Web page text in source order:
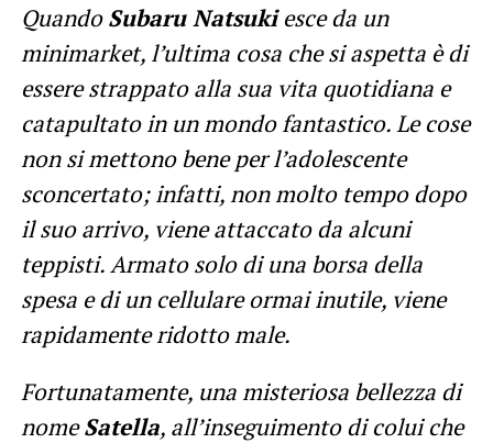
QuandoSubaru Natsukiesce da un
minimarket, l’ultima cosa che si aspetta è di
essere strappato alla sua vita quotidiana e
catapultato in un mondo fantastico. Le cose
non si mettono bene per l’adolescente
sconcertato; infatti, non molto tempo dopo
il suo arrivo, viene attaccato da alcuni
teppisti. Armato solo di una borsa della
spesa e di un cellulare ormai inutile, viene
rapidamente ridotto male.
Fortunatamente, una misteriosa bellezza di
nomeSatella, all’inseguimento di colui che